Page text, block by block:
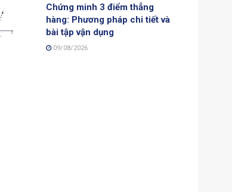
Chứng minh 3 điểm thẳng
hàng: Phương pháp chi tiết và
bài tập vận dụng
09/08/2026